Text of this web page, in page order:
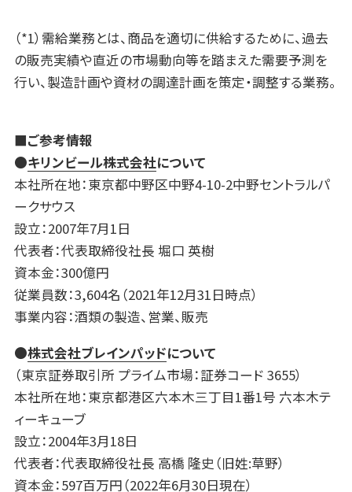
（*1）需給業務とは、商品を適切に供給するために、過去
の販売実績や直近の市場動向等を踏まえた需要予測を
行い、製造計画や資材の調達計画を策定・調整する業務。
■ご参考情報
●キリンビール株式会社について
本社所在地：東京都中野区中野4-10-2中野セントラルパ
ークサウス
設立：2007年7月1日
代表者：代表取締役社長 堀口 英樹
資本金：300億円
従業員数：3,604名（2021年12月31日時点）
事業内容：酒類の製造、営業、販売
●株式会社ブレインパッドについて
（東京証券取引所 プライム市場：証券コード 3655）
本社所在地：東京都港区六本木三丁目1番1号 六本木テ
ィーキューブ
設立：2004年3月18日
代表者：代表取締役社長 高橋 隆史（旧姓:草野）
資本金：597百万円（2022年6月30日現在）